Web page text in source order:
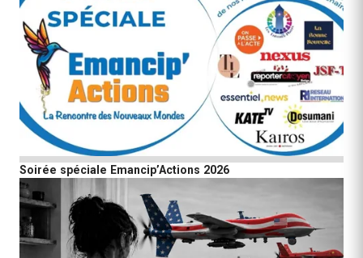
Soirée spéciale Emancip’Actions 2026